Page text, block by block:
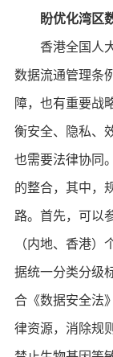
盼优化湾区
香港全国人大
数据流通管理条
障，也有重要战
衡安全、隐私、
也需要法律协同
的整合，其中，
路。首先，可以
（内地、香港
据统一分类分级
合《数据安全法
律资源，消除规